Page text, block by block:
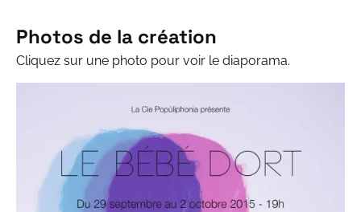
Photos de la création
Cliquez sur une photo pour voir le diaporama.